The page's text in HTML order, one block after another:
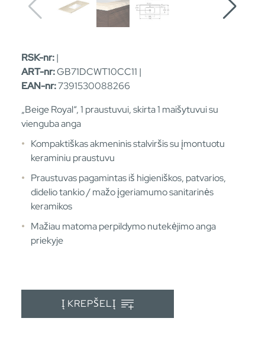
RSK-nr:|
ART-nr:GB71DCWT10CC11 |
EAN-nr:7391530088266
„Beige Royal“, 1 praustuvui, skirta 1 maišytuvui su
vienguba anga
Kompaktiškas akmeninis stalviršis su įmontuotu
keraminiu praustuvu
Praustuvas pagamintas iš higieniškos, patvarios,
didelio tankio / mažo įgeriamumo sanitarinės
keramikos
Mažiau matoma perpildymo nutekėjimo anga
priekyje
Į KREPŠELĮ